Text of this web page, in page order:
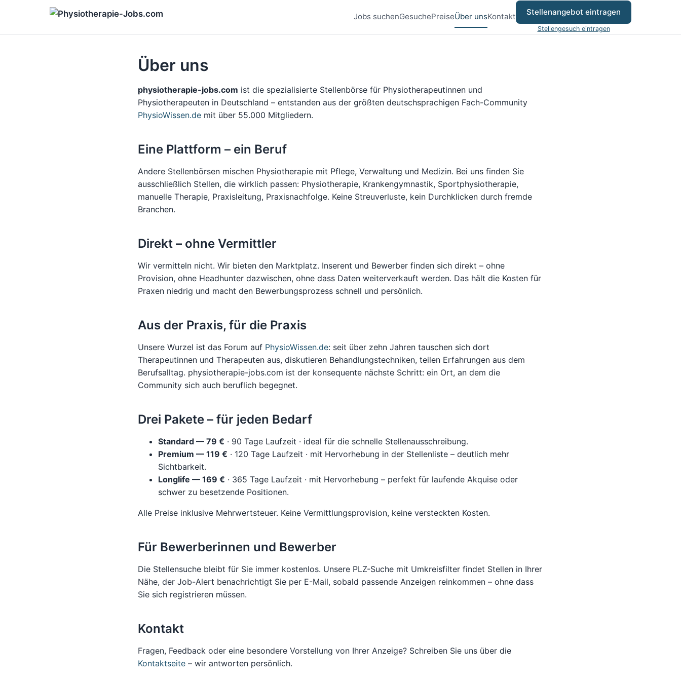
Jobs suchenGesuchePreiseÜber unsKontakt Stellenangebot eintragen
Stellengesuch eintragen
Über uns
physiotherapie-jobs.com ist die spezialisierte Stellenbörse für Physiotherapeutinnen und
Physiotherapeuten in Deutschland – entstanden aus der größten deutschsprachigen Fach-Community
PhysioWissen.de mit über 55.000 Mitgliedern.
Eine Plattform – ein Beruf
Andere Stellenbörsen mischen Physiotherapie mit Pflege, Verwaltung und Medizin. Bei uns finden Sie
ausschließlich Stellen, die wirklich passen: Physiotherapie, Krankengymnastik, Sportphysiotherapie,
manuelle Therapie, Praxisleitung, Praxisnachfolge. Keine Streuverluste, kein Durchklicken durch fremde
Branchen.
Direkt – ohne Vermittler
Wir vermitteln nicht. Wir bieten den Marktplatz. Inserent und Bewerber finden sich direkt – ohne
Provision, ohne Headhunter dazwischen, ohne dass Daten weiterverkauft werden. Das hält die Kosten für
Praxen niedrig und macht den Bewerbungsprozess schnell und persönlich.
Aus der Praxis, für die Praxis
Unsere Wurzel ist das Forum auf PhysioWissen.de: seit über zehn Jahren tauschen sich dort
Therapeutinnen und Therapeuten aus, diskutieren Behandlungstechniken, teilen Erfahrungen aus dem
Berufsalltag. physiotherapie-jobs.com ist der konsequente nächste Schritt: ein Ort, an dem die
Community sich auch beruflich begegnet.
Drei Pakete – für jeden Bedarf
Standard — 79 € · 90 Tage Laufzeit · ideal für die schnelle Stellenausschreibung.
Premium — 119 € · 120 Tage Laufzeit · mit Hervorhebung in der Stellenliste – deutlich mehr
Sichtbarkeit.
Longlife — 169 € · 365 Tage Laufzeit · mit Hervorhebung – perfekt für laufende Akquise oder
schwer zu besetzende Positionen.
Alle Preise inklusive Mehrwertsteuer. Keine Vermittlungsprovision, keine versteckten Kosten.
Für Bewerberinnen und Bewerber
Die Stellensuche bleibt für Sie immer kostenlos. Unsere PLZ-Suche mit Umkreisfilter findet Stellen in Ihrer
Nähe, der Job-Alert benachrichtigt Sie per E-Mail, sobald passende Anzeigen reinkommen – ohne dass
Sie sich registrieren müssen.
Kontakt
Fragen, Feedback oder eine besondere Vorstellung von Ihrer Anzeige? Schreiben Sie uns über die
Kontaktseite – wir antworten persönlich.